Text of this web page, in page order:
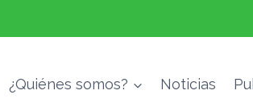
¿Quiénes somos? Noticias